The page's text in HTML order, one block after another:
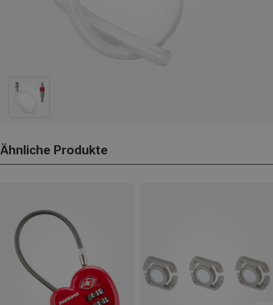
Ähnliche Produkte